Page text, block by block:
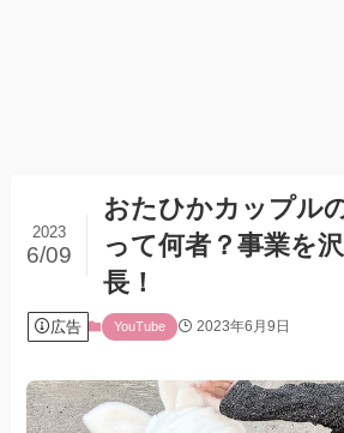
おたひかカップル
って何者？事業を
長！
2023
6/09
広告 YouTube 2023年6月9日